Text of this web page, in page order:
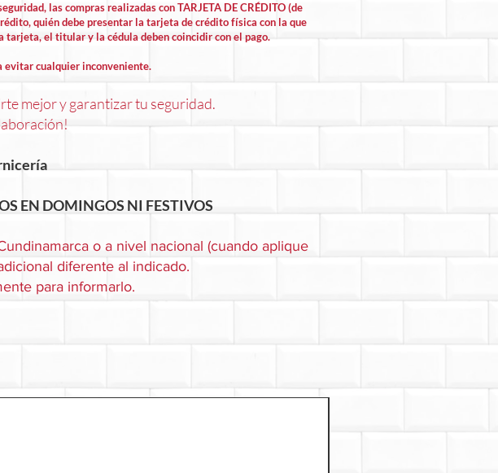
las compras realizadas con TARJETA DE CRÉDITO (de
quién debe presentar la tarjeta de crédito física con la que
el titular y la cédula deben coincidir con el pago.
evitar cualquier inconveniente.
mejor y garantizar tu seguridad.
EN DOMINGOS NI FESTIVOS
o a nivel nacional (cuando aplique
diferente al indicado.
para informarlo.